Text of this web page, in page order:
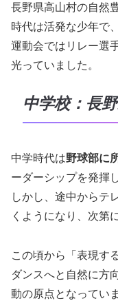
長野県高山村の自然
時代は活発な少年で、
運動会ではリレー選
光っていました。
中学校：長
中学時代は野球部に
ーダーシップを発揮
しかし、途中からテ
くようになり、次第
この頃から「表現す
ダンスへと自然に方
動の原点となってい